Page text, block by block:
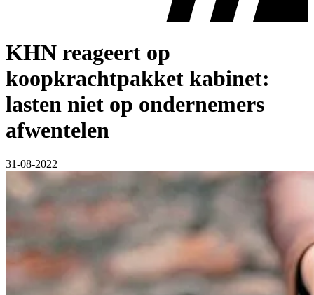
KHN reageert op
koopkrachtpakket kabinet:
lasten niet op ondernemers
afwentelen
31-08-2022